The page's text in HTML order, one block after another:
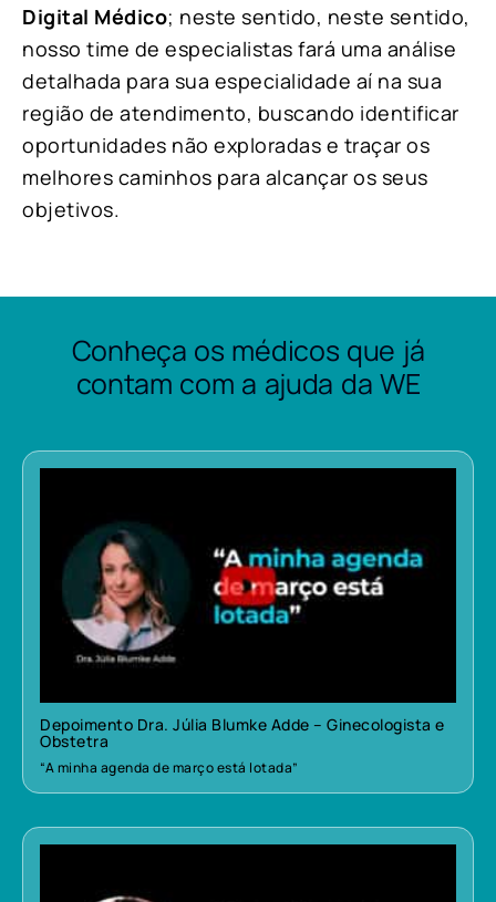
Digital Médico; neste sentido, neste sentido,
nosso time de especialistas fará uma análise
detalhada para sua especialidade aí na sua
região de atendimento, buscando identificar
oportunidades não exploradas e traçar os
melhores caminhos para alcançar os seus
objetivos.
Conheça os médicos que já
contam com a ajuda da WE
Depoimento Dra. Júlia Blumke Adde – Ginecologista e
Obstetra
“A minha agenda de março está lotada”